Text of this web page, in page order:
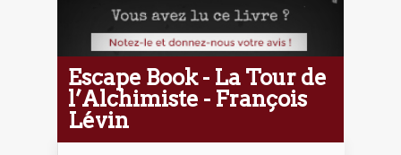
Escape Book - La Tour de
l’Alchimiste - François
Lévin